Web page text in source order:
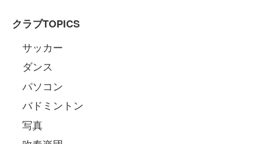
クラブTOPICS
サッカー
ダンス
パソコン
バドミントン
写真